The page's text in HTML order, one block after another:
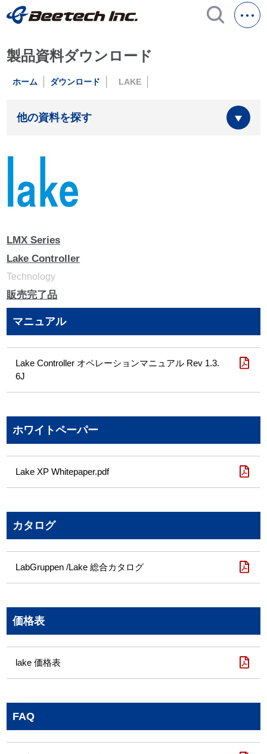
製品資料ダウンロード
ホーム ダウンロード LAKE
他の資料を探す
LMX Series
Lake Controller
Technology
販売完了品
マニュアル
Lake Controller オペレーションマニュアル Rev 1.3.
6J
ホワイトペーパー
Lake XP Whitepaper.pdf
カタログ
LabGruppen /Lake 総合カタログ
価格表
lake 価格表
FAQ